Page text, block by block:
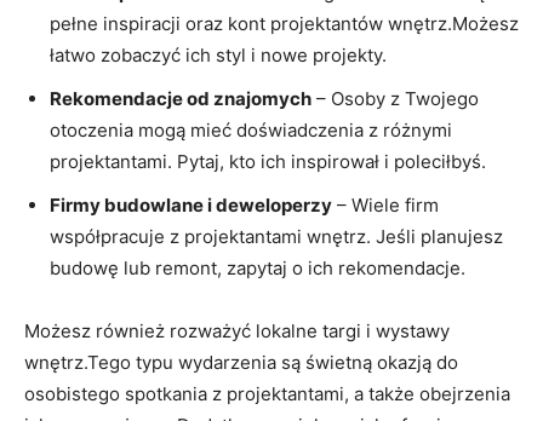
pełne inspiracji oraz kont ⁤projektantów wnętrz.Możesz
​łatwo zobaczyć ich styl i nowe projekty.
Rekomendacje ⁢od znajomych – Osoby z Twojego
otoczenia mogą‌ mieć doświadczenia‍ z różnymi
projektantami. Pytaj, kto ich⁣ inspirował‌ i poleciłbyś.
Firmy budowlane⁢ i​ deweloperzy – Wiele firm
współpracuje z projektantami wnętrz. Jeśli planujesz
budowę lub ​remont, zapytaj o ich⁣ rekomendacje.
Możesz również rozważyć‌ lokalne targi i⁣ wystawy
wnętrz.Tego‌ typu wydarzenia są świetną ​okazją do
osobistego spotkania z⁢ projektantami, a⁢ także obejrzenia